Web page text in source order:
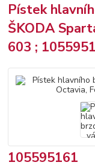
Pístek
ŠKODA
603 ;
105595161